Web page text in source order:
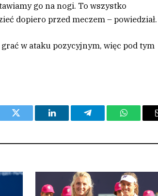
go na nogi. To wszystko
dopiero przed meczem – powiedział.
w ataku pozycyjnym, więc pod tym
Twitter LinkedIn Telegram